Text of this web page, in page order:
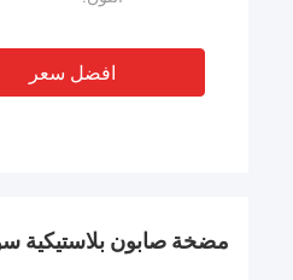
افضل سعر
مضخة صابون بلاستيكية سوداء عالية الجودة